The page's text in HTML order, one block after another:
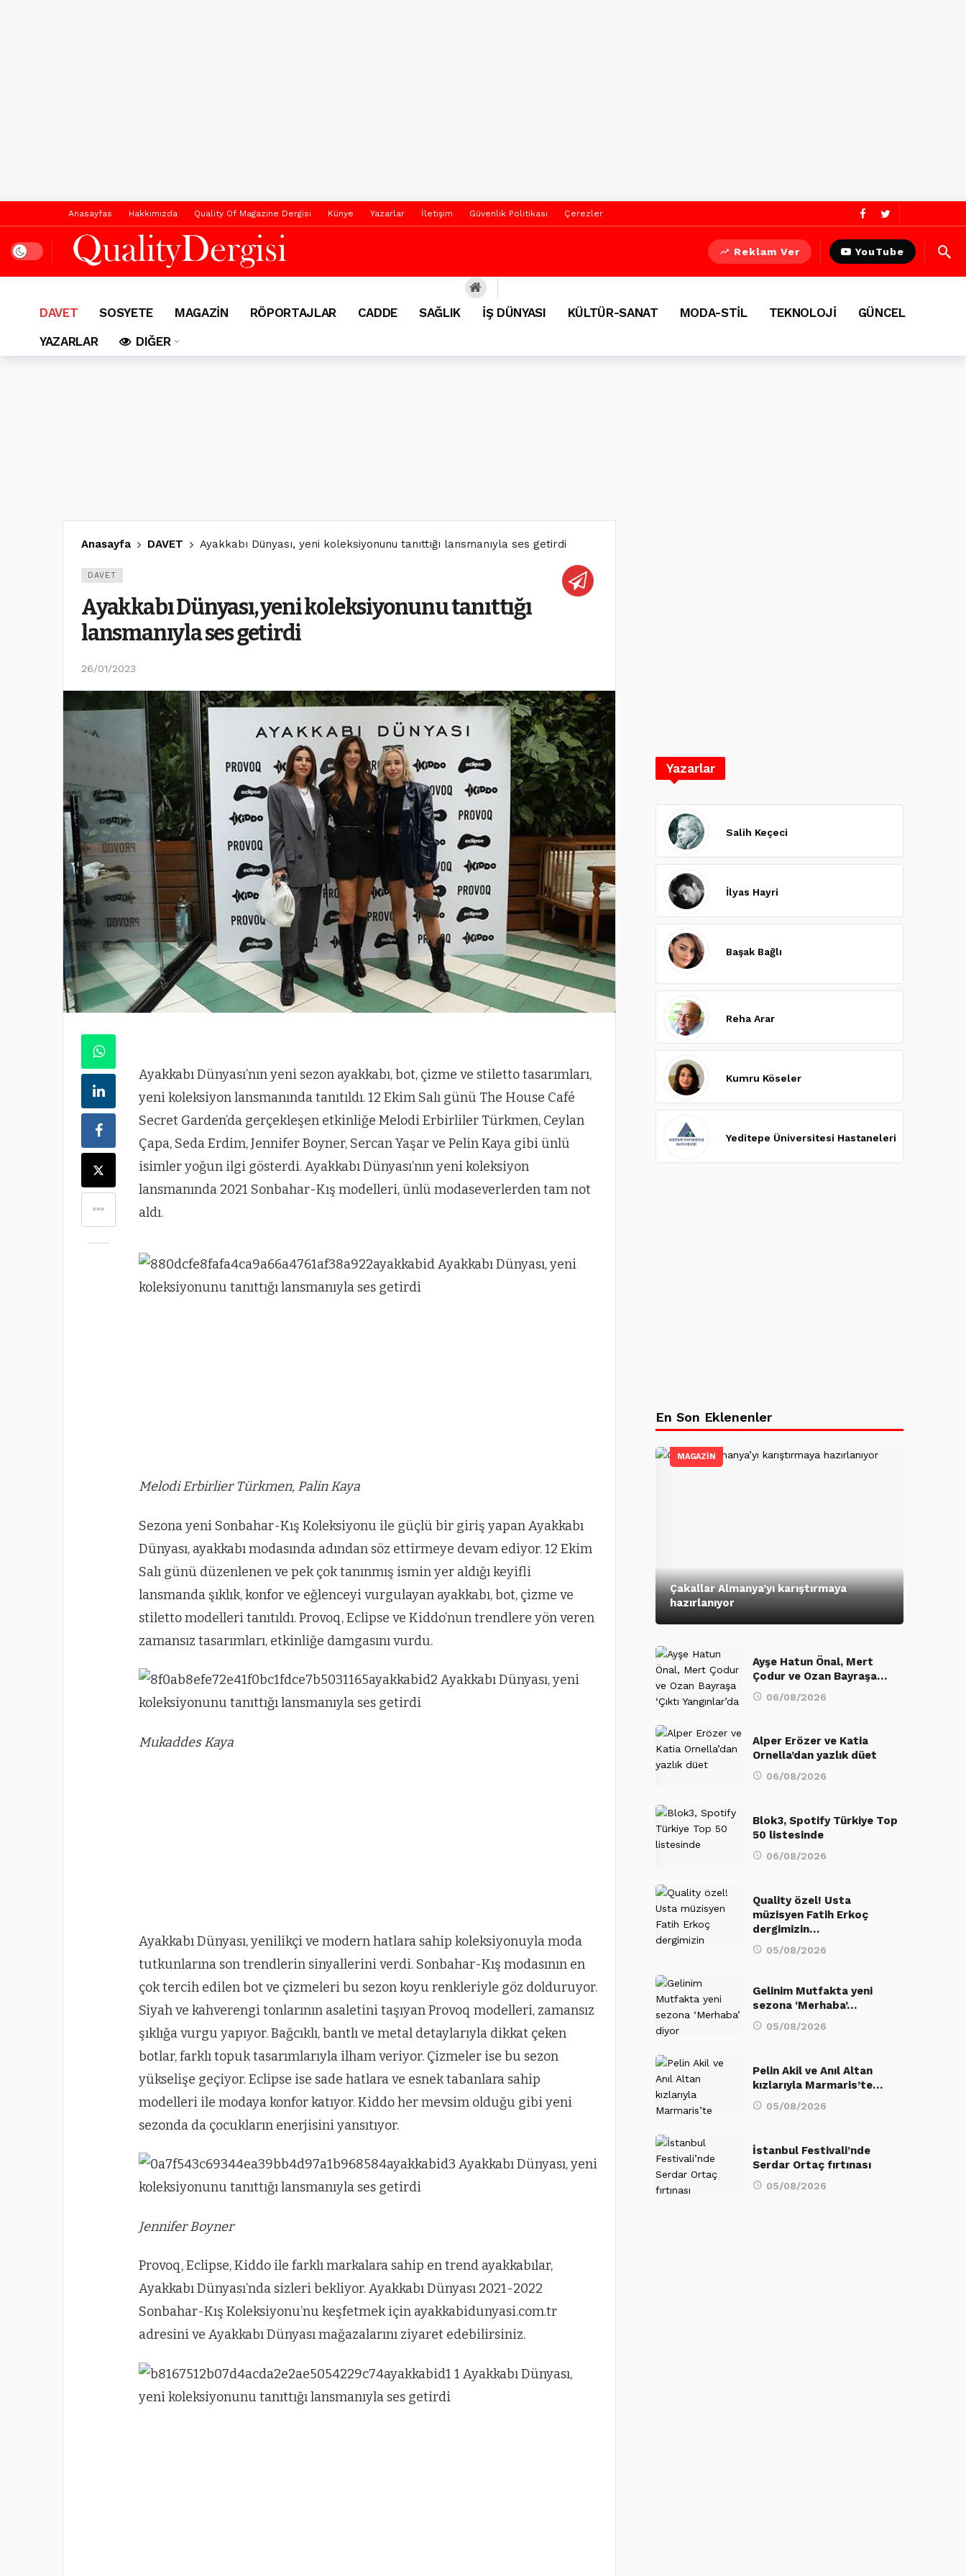
Anasayfas Hakkımızda Quality Of Magazine Dergisi Künye Yazarlar İletişim Güvenlik Politikası Çerezler
Dark mode Reklam Ver YouTube
DAVET SOSYETE MAGAZİN RÖPORTAJLAR CADDE SAĞLIK İŞ DÜNYASI KÜLTÜR-SANAT MODA-STİL TEKNOLOJİ
GÜNCEL
YAZARLAR
DIĞER
Anasayfa DAVET Ayakkabı Dünyası, yeni koleksiyonunu tanıttığı lansmanıyla ses getirdi
DAVET
Ayakkabı Dünyası, yeni koleksiyonunu tanıttığı
lansmanıyla ses getirdi
26/01/2023
Ayakkabı Dünyası’nın yeni sezon ayakkabı, bot, çizme ve stiletto tasarımları,
yeni koleksiyon lansmanında tanıtıldı. 12 Ekim Salı günü The House Café
Secret Garden’da gerçekleşen etkinliğe Melodi Erbirliler Türkmen, Ceylan
Çapa, Seda Erdim, Jennifer Boyner, Sercan Yaşar ve Pelin Kaya gibi ünlü
isimler yoğun ilgi gösterdi. Ayakkabı Dünyası’nın yeni koleksiyon
lansmanında 2021 Sonbahar-Kış modelleri, ünlü modaseverlerden tam not
aldı.
Melodi Erbirlier Türkmen, Palin Kaya
Sezona yeni Sonbahar-Kış Koleksiyonu ile güçlü bir giriş yapan Ayakkabı
Dünyası, ayakkabı modasında adından söz ettirmeye devam ediyor. 12 Ekim
Salı günü düzenlenen ve pek çok tanınmış ismin yer aldığı keyifli
lansmanda şıklık, konfor ve eğlenceyi vurgulayan ayakkabı, bot, çizme ve
stiletto modelleri tanıtıldı. Provoq, Eclipse ve Kiddo’nun trendlere yön veren
zamansız tasarımları, etkinliğe damgasını vurdu.
Mukaddes Kaya
Ayakkabı Dünyası, yenilikçi ve modern hatlara sahip koleksiyonuyla moda
tutkunlarına son trendlerin sinyallerini verdi. Sonbahar-Kış modasının en
çok tercih edilen bot ve çizmeleri bu sezon koyu renkleriyle göz dolduruyor.
Siyah ve kahverengi tonlarının asaletini taşıyan Provoq modelleri, zamansız
şıklığa vurgu yapıyor. Bağcıklı, bantlı ve metal detaylarıyla dikkat çeken
botlar, farklı topuk tasarımlarıyla ilham veriyor. Çizmeler ise bu sezon
yükselişe geçiyor. Eclipse ise sade hatlara ve esnek tabanlara sahip
modelleri ile modaya konfor katıyor. Kiddo her mevsim olduğu gibi yeni
sezonda da çocukların enerjisini yansıtıyor.
Jennifer Boyner
Provoq, Eclipse, Kiddo ile farklı markalara sahip en trend ayakkabılar,
Ayakkabı Dünyası’nda sizleri bekliyor. Ayakkabı Dünyası 2021-2022
Sonbahar-Kış Koleksiyonu’nu keşfetmek için ayakkabidunyasi.com.tr
adresini ve Ayakkabı Dünyası mağazalarını ziyaret edebilirsiniz.
Yazarlar
Salih Keçeci
İlyas Hayri
Başak Bağlı
Reha Arar
Kumru Köseler
Yeditepe Üniversitesi Hastaneleri
En Son Eklenenler
MAGAZİN
Çakallar Almanya’yı karıştırmaya
hazırlanıyor
Ayşe Hatun Önal, Mert
Çodur ve Ozan Bayraşa…
06/08/2026
Alper Erözer ve Katia
Ornella’dan yazlık düet
06/08/2026
Blok3, Spotify Türkiye Top
50 listesinde
06/08/2026
Quality özel! Usta
müzisyen Fatih Erkoç
dergimizin…
05/08/2026
Gelinim Mutfakta yeni
sezona ‘Merhaba’…
05/08/2026
Pelin Akil ve Anıl Altan
kızlarıyla Marmaris’te…
05/08/2026
İstanbul Festivali’nde
Serdar Ortaç fırtınası
05/08/2026